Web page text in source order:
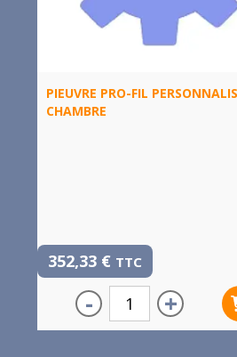
PIEUVRE PRO-FIL
CHAMBRE
352,33 € TTC
- +